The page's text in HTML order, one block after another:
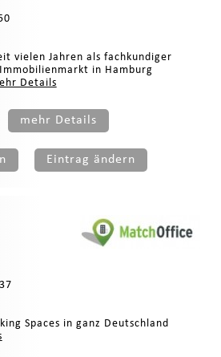
vielen Jahren als fachkundiger
in Hamburg
Details
mehr Details
Eintrag ändern
Spaces in ganz Deutschland